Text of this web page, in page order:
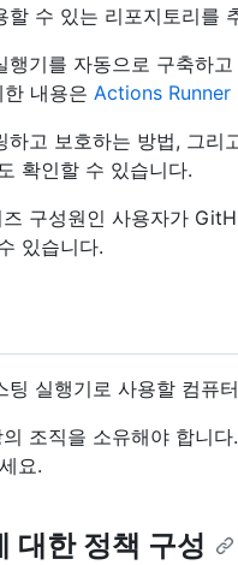
할 수 있는 리포지토리를
행기를 자동으로 구축하
내용은 Actions Runner
고 보호하는 방법, 그리
확인할 수 있습니다.
구성원인 사용자가
있습니다.
실행기로 사용할 컴퓨
조직을 소유해야 합니
요.
한 정책 구성